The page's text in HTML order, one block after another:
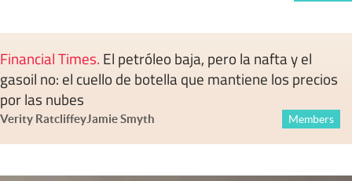
Financial Times. El petróleo baja, pero la nafta y el
gasoil no: el cuello de botella que mantiene los precios
por las nubes
Verity RatcliffeyJamie Smyth Members